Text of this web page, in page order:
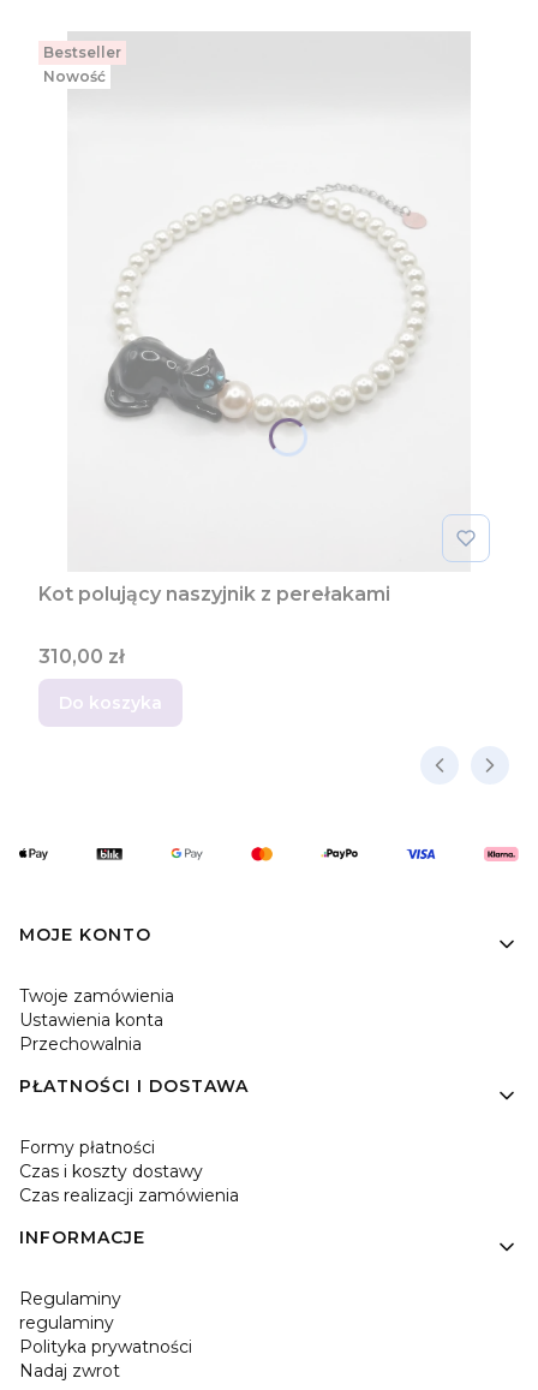
Bestseller
Nowość
Kot polujący naszyjnik z perełakami
Cena
310,00 zł
Do koszyka
Linki w stopce
MOJE KONTO
Twoje zamówienia
Ustawienia konta
Przechowalnia
PŁATNOŚCI I DOSTAWA
Formy płatności
Czas i koszty dostawy
Czas realizacji zamówienia
INFORMACJE
Regulaminy
regulaminy
Polityka prywatności
Nadaj zwrot